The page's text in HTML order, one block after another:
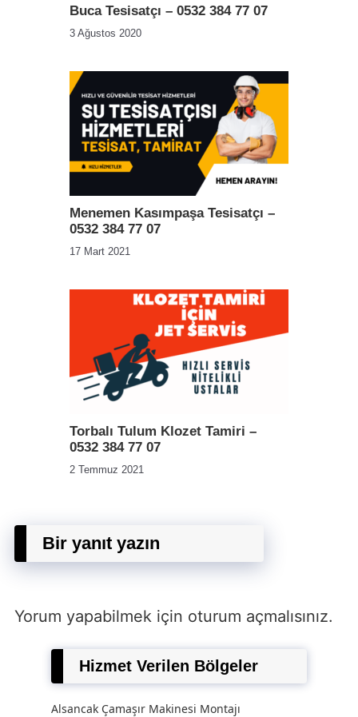
Buca Tesisatçı – 0532 384 77 07
3 Ağustos 2020
Menemen Kasımpaşa Tesisatçı –
0532 384 77 07
17 Mart 2021
Torbalı Tulum Klozet Tamiri –
0532 384 77 07
2 Temmuz 2021
Bir yanıt yazın
Yorum yapabilmek için oturum açmalısınız.
Hizmet Verilen Bölgeler
Alsancak Çamaşır Makinesi Montajı